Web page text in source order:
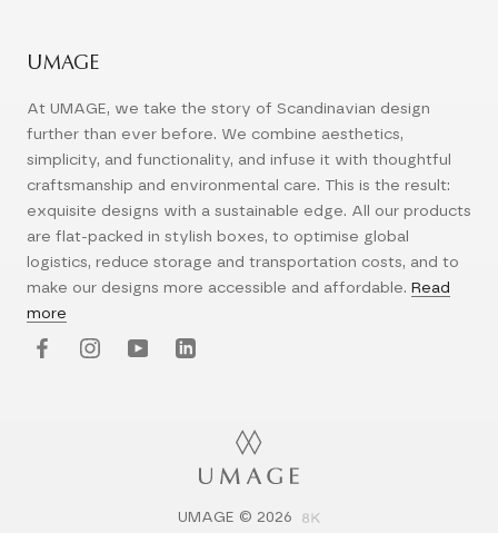
UMAGE
At UMAGE, we take the story of Scandinavian design
further than ever before. We combine aesthetics,
simplicity, and functionality, and infuse it with thoughtful
craftsmanship and environmental care. This is the result:
exquisite designs with a sustainable edge. All our products
are flat-packed in stylish boxes, to optimise global
logistics, reduce storage and transportation costs, and to
make our designs more accessible and affordable. Read
more
UMAGE © 2026